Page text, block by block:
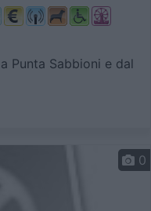
Punta Sabbioni e dal
0